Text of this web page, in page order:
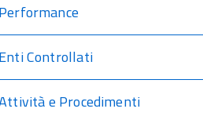
Performance
Enti Controllati
e Procedimenti